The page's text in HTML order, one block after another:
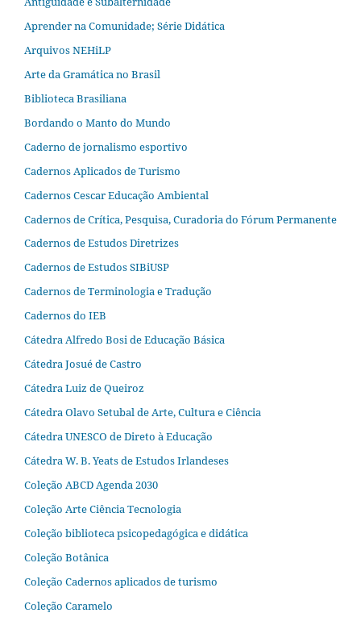
Aprender na Comunidade; Série Didática
Arquivos NEHiLP
Arte da Gramática no Brasil
Biblioteca Brasiliana
Bordando o Manto do Mundo
Caderno de jornalismo esportivo
Cadernos Aplicados de Turismo
Cadernos Cescar Educação Ambiental
Cadernos de Crítica, Pesquisa, Curadoria do Fórum Permanente
Cadernos de Estudos Diretrizes
Cadernos de Estudos SIBiUSP
Cadernos de Terminologia e Tradução
Cadernos do IEB
Cátedra Alfredo Bosi de Educação Básica
Cátedra Josué de Castro
Cátedra Luiz de Queiroz
Cátedra Olavo Setubal de Arte, Cultura e Ciência
Cátedra UNESCO de Direto à Educação
Cátedra W. B. Yeats de Estudos Irlandeses
Coleção ABCD Agenda 2030
Coleção Arte Ciência Tecnologia
Coleção biblioteca psicopedagógica e didática
Coleção Botânica
Coleção Cadernos aplicados de turismo
Coleção Caramelo